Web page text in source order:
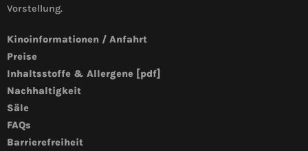
Vorstellung.
Kinoinformationen / Anfahrt
Preise
Inhaltsstoffe & Allergene [pdf]
Nachhaltigkeit
Säle
FAQs
Barrierefreiheit